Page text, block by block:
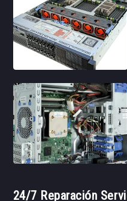
24/7 Reparación